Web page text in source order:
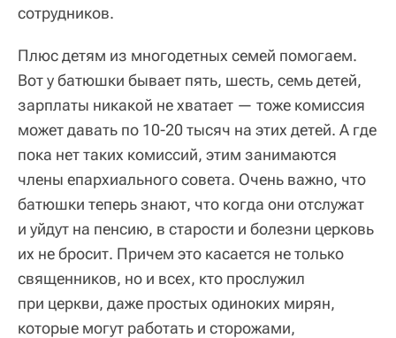
сотрудников.
Плюс детям из многодетных семей помогаем.
Вот у батюшки бывает пять, шесть, семь детей,
зарплаты никакой не хватает — тоже комиссия
может давать по 10-20 тысяч на этих детей. А где
пока нет таких комиссий, этим занимаются
члены епархиального совета. Очень важно, что
батюшки теперь знают, что когда они отслужат
и уйдут на пенсию, в старости и болезни церковь
их не бросит. Причем это касается не только
священников, но и всех, кто прослужил
при церкви, даже простых одиноких мирян,
которые могут работать и сторожами,